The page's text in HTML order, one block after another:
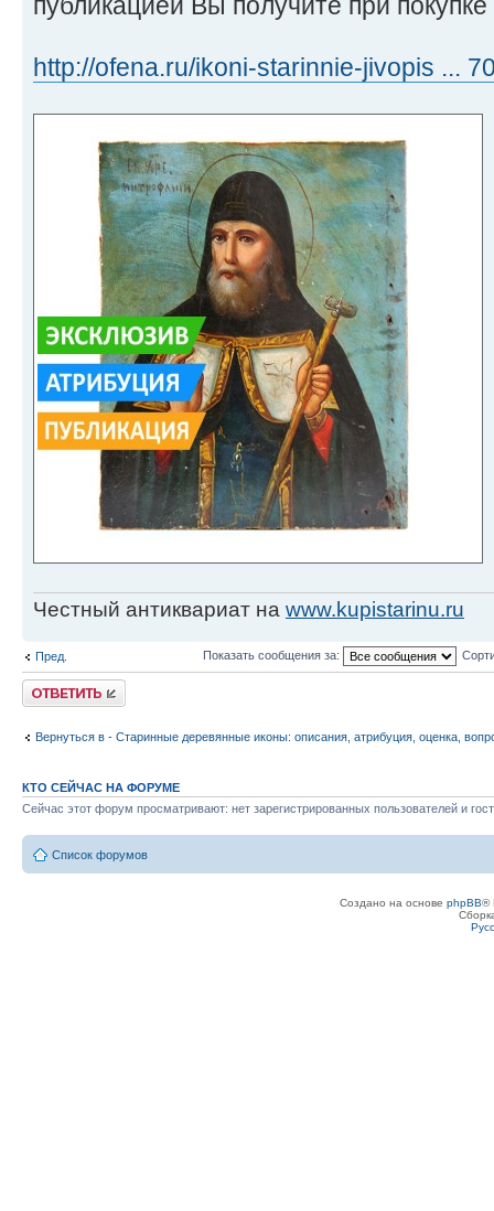
http://ofena.ru/ikoni-starinnie-jivopis ...
Честный антиквариат на www.kupistarinu.ru
Пред. Показать сообщения за:
Ответить
Вернуться в - Старинные деревянные иконы: описания, атрибуция, оценка,
КТО СЕЙЧАС НА ФОРУМЕ
Сейчас этот форум просматривают: нет зарегистрированных пользователей и
Список форумов
Создано на основе phpBB®